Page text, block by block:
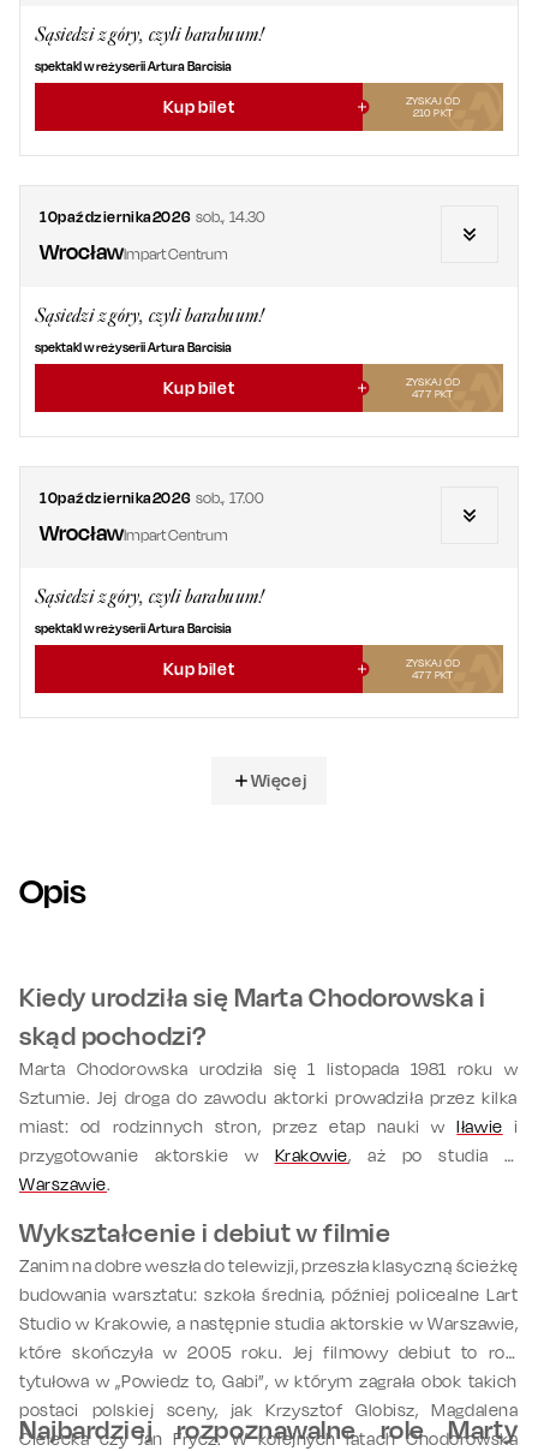
Sąsiedzi z góry, czyli barabuum!
spektakl w reżyserii Artura Barcisia
Kup bilet
ZYSKAJ OD
210 PKT
10października2026 sob.,14.30
WrocławImpart Centrum
Sąsiedzi z góry, czyli barabuum!
spektakl w reżyserii Artura Barcisia
Kup bilet
ZYSKAJ OD
477 PKT
10października2026 sob.,17.00
WrocławImpart Centrum
Sąsiedzi z góry, czyli barabuum!
spektakl w reżyserii Artura Barcisia
Kup bilet
ZYSKAJ OD
477 PKT
Więcej
Opis
Kiedy urodziła się Marta Chodorowska i
skąd pochodzi?
Marta Chodorowska urodziła się 1 listopada 1981 roku w
Sztumie. Jej droga do zawodu aktorki prowadziła przez kilka
miast: od rodzinnych stron, przez etap nauki wIławie i
przygotowanie aktorskie w Krakowie, aż po studia w
Warszawie.
Wykształcenie i debiut w filmie
Zanim na dobre weszła do telewizji, przeszła klasyczną ścieżkę
budowania warsztatu: szkoła średnia, później policealne Lart
Studio w Krakowie, a następnie studia aktorskie w Warszawie,
które skończyła w 2005 roku. Jej filmowy debiut to rola
tytułowa w „Powiedz to, Gabi”, w którym zagrała obok takich
postaci polskiej sceny, jak Krzysztof Globisz, Magdalena
Cielecka czy Jan Frycz. W kolejnych latach Chodorowska
Najbardziej rozpoznawalne role Marty